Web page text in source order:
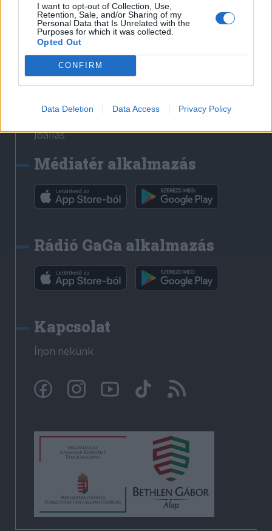
I want to opt-out of Collection, Use,
Retention, Sale, and/or Sharing of my
Personal Data that Is Unrelated with the
Purposes for which it was collected.
Opted Out
CONFIRM
Data Deletion Data Access Privacy Policy
Székely Sport
Liget
Bihari Napló
Erdélyi Napló
Főtér
Jóállás
Médiatér alkalmazás
Rádió GaGa alkalmazás
Kapcsolat
Írjon nekünk